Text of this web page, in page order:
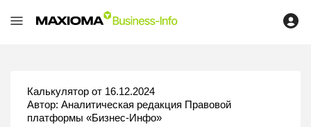
Калькулятор от 16.12.2024
Автор: Аналитическая редакция Правовой
платформы «Бизнес-Инфо»